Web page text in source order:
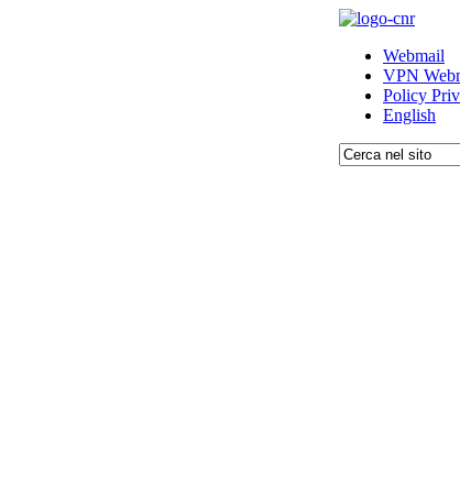
Webmail
VPN
Policy
English